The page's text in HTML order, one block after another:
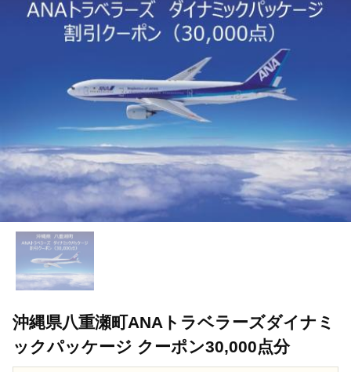
旅行・宿泊・体験 パッケージ旅行 ANAダイナミック
沖縄県八重瀬町ANAトラベラーズダイナミ
ックパッケージ クーポン30,000点分